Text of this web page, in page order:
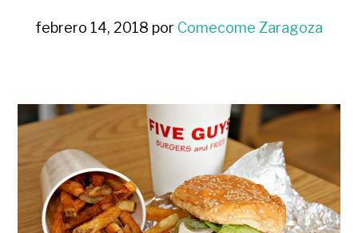
febrero 14, 2018 por Comecome Zaragoza